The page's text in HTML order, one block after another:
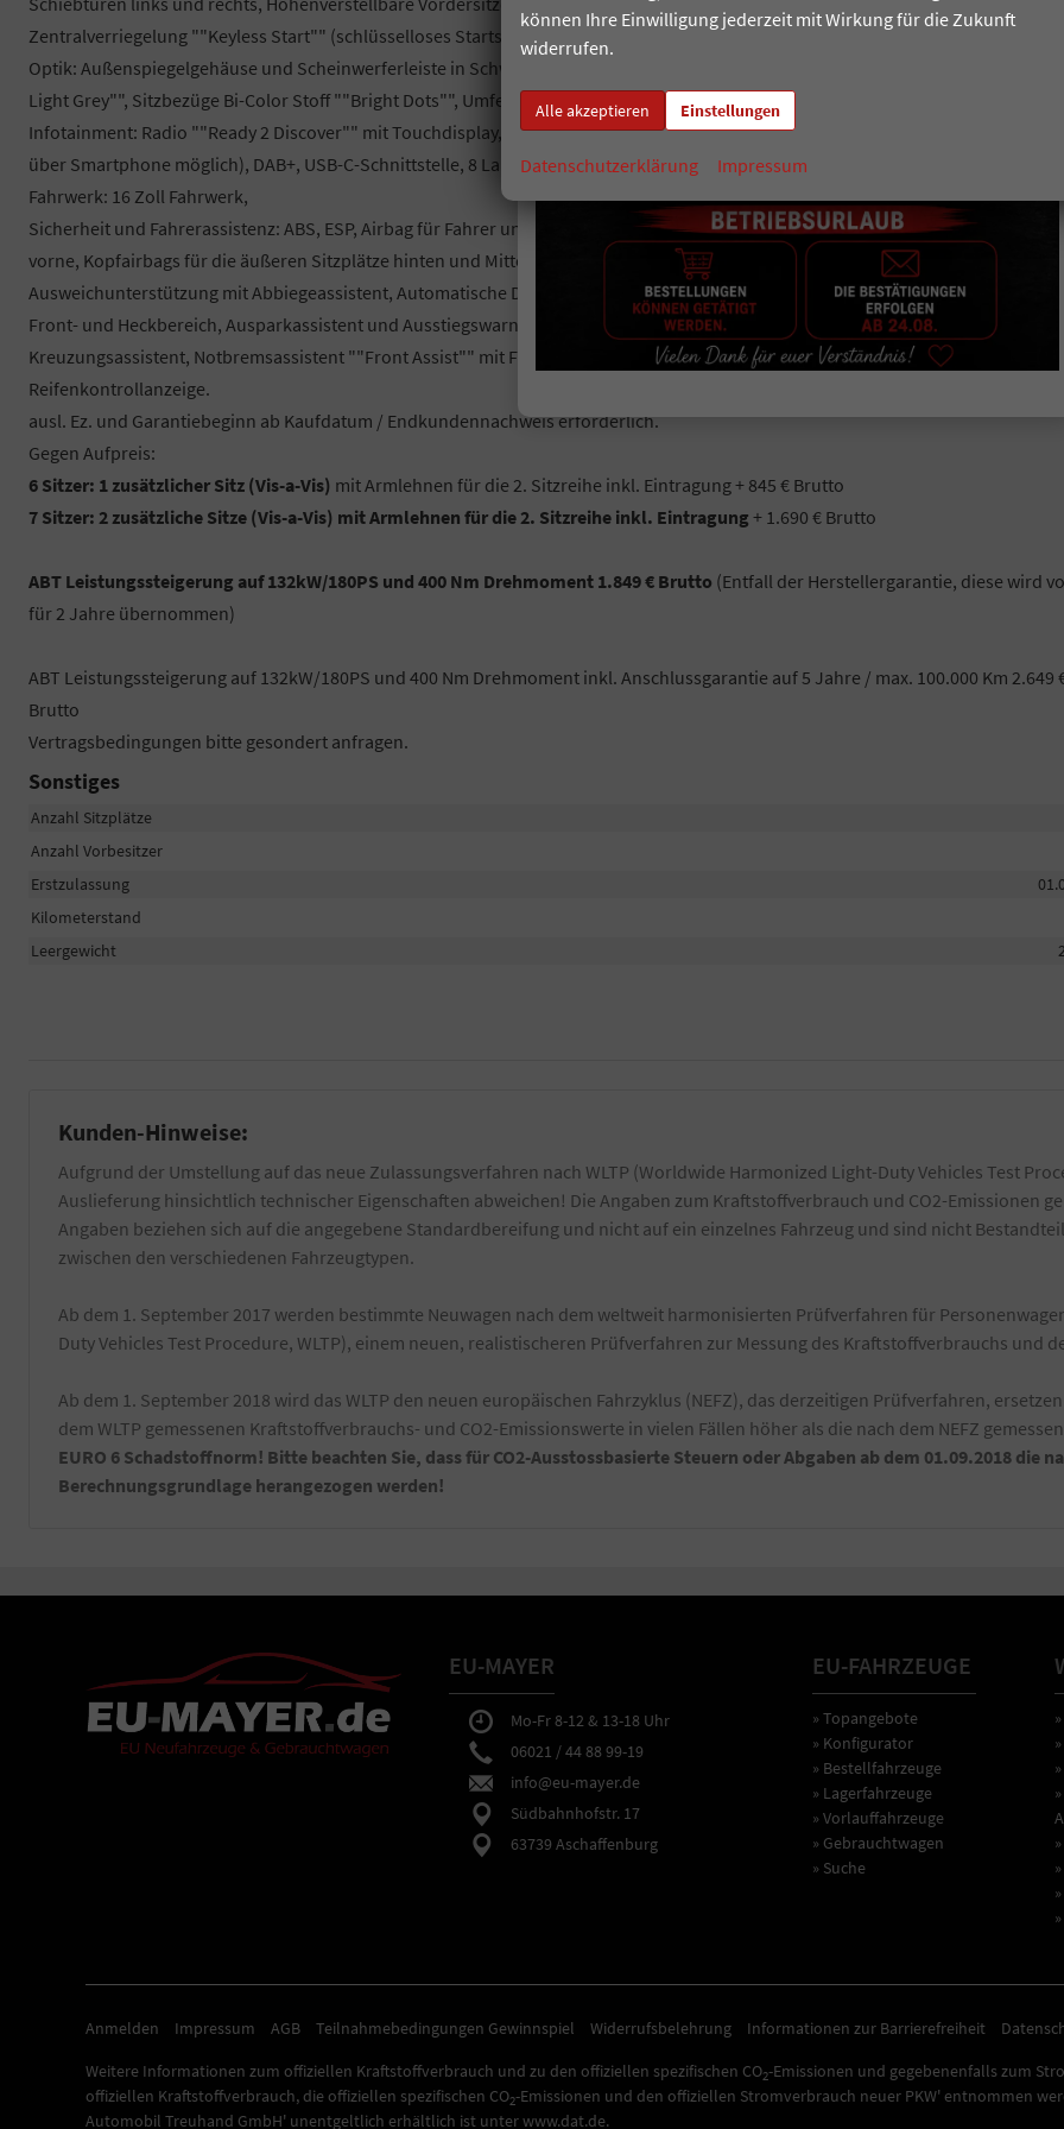
Zentralverriegelung ""Keyless Start"" (schlüsselloses Startsytem),
Optik: Außenspiegelgehäuse und Scheinwerferleiste in Schwarz, Bodenbelag im Fahrgastraum Teppichboden, Dekoreinlagen
Light Grey"", Sitzbezüge Bi-Color Stoff ""Bright Dots"", Umfeldbeleuchtung im Türbereich,
Infotainment: Radio ""Ready 2 Discover"" mit Touchdisplay, Vorbereitung für ""We Connect"", App-Connect inkl. Wireless
über Smartphone möglich), DAB+, USB-C-Schnittstelle, 8 Lautsprecher, Bluetooth mit Freisprecheinrichtung, Sprachsteuerung,
Fahrwerk: 16 Zoll Fahrwerk,
Sicherheit und Fahrerassistenz: ABS, ESP, Airbag für Fahrer und Beifahrer mit Beifahrer-Airbag-Deaktivierung, Seiten- und
vorne, Kopfairbags für die äußeren Sitzplätze hinten und Mittenairbag vorne, Außenspiegel elektrisch einstell-, beheiz- und
Ausweichunterstützung mit Abbiegeassistent, Automatische Distanzregelung ACC mit ""stop & go"", Tire Mobility Set, Einparkhilfe
Front- und Heckbereich, Ausparkassistent und Ausstiegswarner, Verkehrszeichenerkennung, Ablenkungs- und
Kreuzungsassistent, Notbremsassistent ""Front Assist"" mit Fußgänger- und Radfahrererkennung, Notrufsystem eCall,
Reifenkontrollanzeige.
ausl. Ez. und Garantiebeginn ab Kaufdatum / Endkundennachweis erforderlich.
Gegen Aufpreis:
6 Sitzer: 1 zusätzlicher Sitz (Vis-a-Vis) mit Armlehnen für die 2. Sitzreihe inkl. Eintragung + 845 € Brutto
7 Sitzer: 2 zusätzliche Sitze (Vis-a-Vis) mit Armlehnen für die 2. Sitzreihe inkl. Eintragung + 1.690 € Brutto
ABT Leistungssteigerung auf 132kW/180PS und 400 Nm Drehmoment 1.849 € Brutto (Entfall der Herstellergarantie, diese wird
für 2 Jahre übernommen)
ABT Leistungssteigerung auf 132kW/180PS und 400 Nm Drehmoment inkl. Anschlussgarantie auf 5 Jahre / max. 100.000 Km 2.649
Brutto
Vertragsbedingungen bitte gesondert anfragen.
Sonstiges
Anzahl Sitzplätze
Anzahl Vorbesitzer
Erstzulassung
Kilometerstand
Leergewicht
Kunden-Hinweise:
Aufgrund der Umstellung auf das neue Zulassungsverfahren nach WLTP (Worldwide Harmonized Light-Duty Vehicles Test
Auslieferung hinsichtlich technischer Eigenschaften abweichen! Die Angaben zum Kraftstoffverbrauch und CO2-Emissionen
Angaben beziehen sich auf die angegebene Standardbereifung und nicht auf ein einzelnes Fahrzeug und sind nicht
zwischen den verschiedenen Fahrzeugtypen.
Ab dem 1. September 2017 werden bestimmte Neuwagen nach dem weltweit harmonisierten Prüfverfahren für
Duty Vehicles Test Procedure, WLTP), einem neuen, realistischeren Prüfverfahren zur Messung des Kraftstoffverbrauchs und
Ab dem 1. September 2018 wird das WLTP den neuen europäischen Fahrzyklus (NEFZ), das derzeitigen Prüfverfahren,
dem WLTP gemessenen Kraftstoffverbrauchs- und CO2-Emissionswerte in vielen Fällen höher als die nach dem NEFZ
EURO 6 Schadstoffnorm! Bitte beachten Sie, dass für CO2-Ausstossbasierte Steuern oder Abgaben ab dem 01.09.2018 die
Berechnungsgrundlage herangezogen werden!
EU-MAYER
Mo-Fr 8-12 & 13-18 Uhr
06021 / 44 88 99-19
info@eu-mayer.de
Südbahnhofstr. 17
63739 Aschaffenburg
EU-FAHRZEUGE
» Topangebote
» Konfigurator
» Bestellfahrzeuge
» Lagerfahrzeuge
» Vorlauffahrzeuge
» Gebrauchtwagen
» Suche
Anmelden Impressum AGB Teilnahmebedingungen Gewinnspiel Widerrufsbelehrung Informationen zur Barrierefreiheit
Weitere Informationen zum offiziellen Kraftstoffverbrauch und zu den offiziellen spezifischen CO2-Emissionen und gegebenenfalls zum
offiziellen Kraftstoffverbrauch, die offiziellen spezifischen CO2-Emissionen und den offiziellen Stromverbrauch neuer PKW' entnommen
Automobil Treuhand GmbH' unentgeltlich erhältlich ist unter www.dat.de.
können Ihre Einwilligung jederzeit mit Wirkung für die Zukunft
widerrufen.
Alle akzeptieren Einstellungen
Datenschutzerklärung Impressum